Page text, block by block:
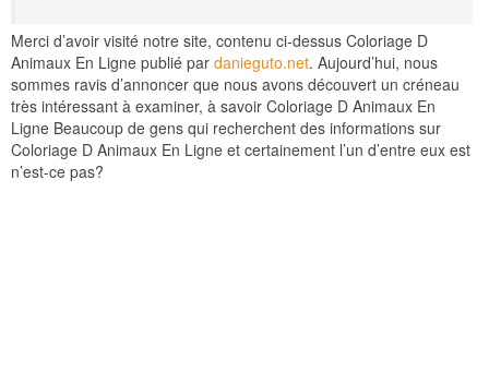
Merci d’avoir visité notre site, contenu ci-dessus Coloriage D
Animaux En Ligne publié par danieguto.net. Aujourd’hui, nous
sommes ravis d’annoncer que nous avons découvert un créneau
très intéressant à examiner, à savoir Coloriage D Animaux En
Ligne Beaucoup de gens qui recherchent des informations sur
Coloriage D Animaux En Ligne et certainement l’un d’entre eux est
n’est-ce pas?